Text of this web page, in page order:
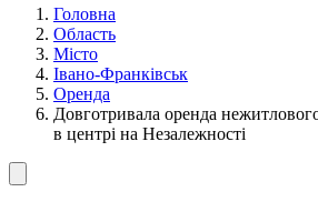
Головна
Область
Місто
Івано-Франківськ
Оренда
Довготривала оренда
в центрі на Незалежності